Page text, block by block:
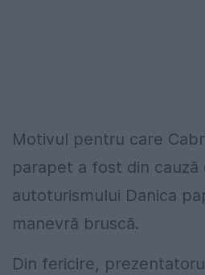
Motivul pentru care
parapet a fost din cauză
autoturismului Danica
manevră bruscă.
Din fericire,